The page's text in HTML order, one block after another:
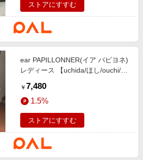
ストアにすすむ
ear PAPILLONNER(イア パピヨネ)
レディース 【uchida/ほし/ouchi/や
シアーラグラン【SUM1 STYLE(ス
ミスタイル)】 ボルドー
￥ 7,480
1.5%
ストアにすすむ